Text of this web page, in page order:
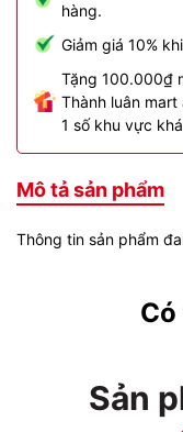
hàng.
Giảm giá 10%
Tặng 100.000₫
Thành luân
1 số khu vực
Mô tả sản phẩm
Thông tin sản phẩm
Sản